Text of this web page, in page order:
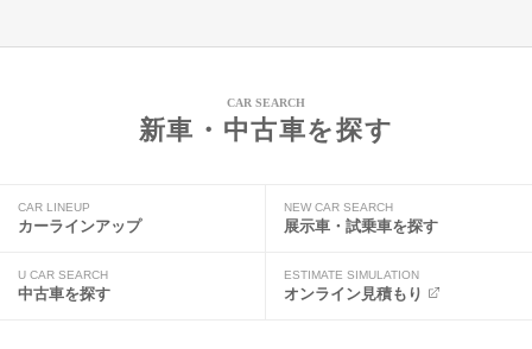
CAR SEARCH
新車・中古車を探す
CAR LINEUP
カーラインアップ
NEW CAR SEARCH
展示車・試乗車を探す
U CAR SEARCH
中古車を探す
ESTIMATE SIMULATION
オンライン見積もり